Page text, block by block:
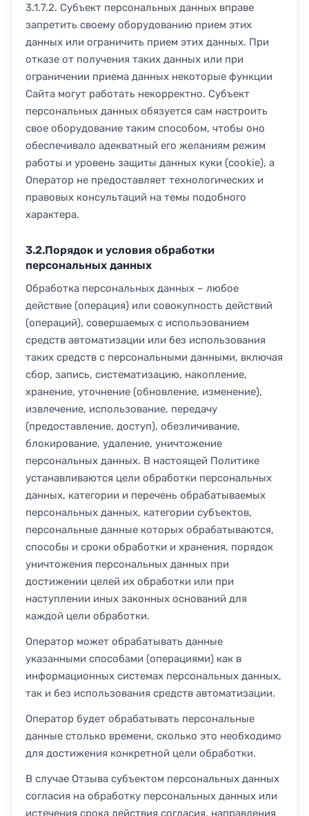
3.1.7.2. Субъект персональных данных вправе
запретить своему оборудованию прием этих
данных или ограничить прием этих данных. При
отказе от получения таких данных или при
ограничении приема данных некоторые функции
Сайта могут работать некорректно. Субъект
персональных данных обязуется сам настроить
свое оборудование таким способом, чтобы оно
обеспечивало адекватный его желаниям режим
работы и уровень защиты данных куки (cookie), а
Оператор не предоставляет технологических и
правовых консультаций на темы подобного
характера.
3.2.Порядок и условия обработки
персональных данных
Обработка персональных данных – любое
действие (операция) или совокупность действий
(операций), совершаемых с использованием
средств автоматизации или без использования
таких средств с персональными данными, включая
сбор, запись, систематизацию, накопление,
хранение, уточнение (обновление, изменение),
извлечение, использование, передачу
(предоставление, доступ), обезличивание,
блокирование, удаление, уничтожение
персональных данных. В настоящей Политике
устанавливаются цели обработки персональных
данных, категории и перечень обрабатываемых
персональных данных, категории субъектов,
персональные данные которых обрабатываются,
способы и сроки обработки и хранения, порядок
уничтожения персональных данных при
достижении целей их обработки или при
наступлении иных законных оснований для
каждой цели обработки.
Оператор может обрабатывать данные
указанными способами (операциями) как в
информационных системах персональных данных,
так и без использования средств автоматизации.
Оператор будет обрабатывать персональные
данные столько времени, сколько это необходимо
для достижения конкретной цели обработки.
В случае Отзыва субъектом персональных данных
согласия на обработку персональных данных или
истечения срока действия согласия, направления